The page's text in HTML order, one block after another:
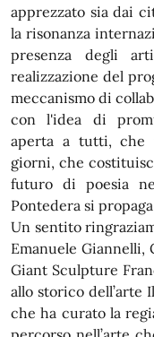
apprezzato sia dai
la risonanza
presenza degli
realizzazione del
meccanismo di
con l'idea di
aperta a tutti, che
giorni, che
futuro di poesia
Pontedera si propaga
Un sentito
Emanuele Giannelli,
Giant Sculpture
allo storico dell’arte
che ha curato la